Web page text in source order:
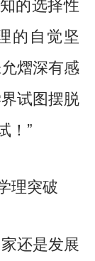
的自觉坚
熠深有感
试图摆脱
！”
理突破
还是发展